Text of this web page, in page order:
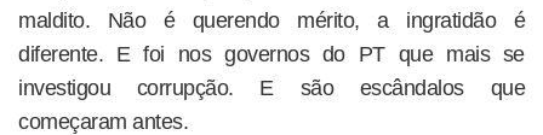
maldito. Não é querendo mérito, a ingratidão é
diferente. E foi nos governos do PT que mais se
investigou corrupção. E são escândalos que
começaram antes.